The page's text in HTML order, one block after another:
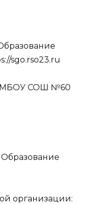
sgo.rso23.ru
МБОУ СОШ №60
организации: